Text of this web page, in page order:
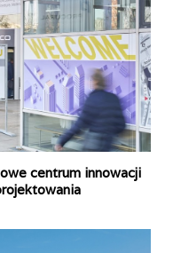
centrum innowacji